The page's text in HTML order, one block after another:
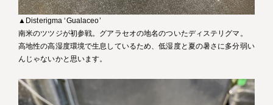
▲Disterigma ‘Gualaceo’
南米のツツジが初参戦。グアラセオの地名のついたディステリグマ。
高地性の高湿度環境で生息しているため、低湿度と夏の暑さに多分弱い
んじゃないかと思います。